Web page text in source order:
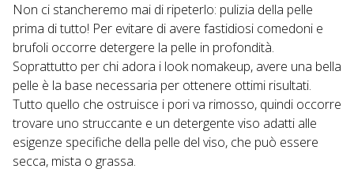
Non ci stancheremo mai di ripeterlo: pulizia della pelle
prima di tutto! Per evitare di avere fastidiosi comedoni e
brufoli occorre detergere la pelle in profondità.
Soprattutto per chi adora i look nomakeup, avere una bella
pelle è la base necessaria per ottenere ottimi risultati.
Tutto quello che ostruisce i pori va rimosso, quindi occorre
trovare uno struccante e un detergente viso adatti alle
esigenze specifiche della pelle del viso, che può essere
secca, mista o grassa.